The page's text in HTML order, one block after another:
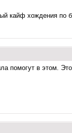
кайф хождения по
помогут в этом.